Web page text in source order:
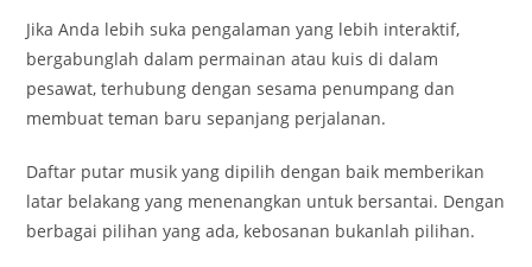
Jika Anda lebih suka pengalaman yang lebih interaktif,
bergabunglah dalam permainan atau kuis di dalam
pesawat, terhubung dengan sesama penumpang dan
membuat teman baru sepanjang perjalanan.
Daftar putar musik yang dipilih dengan baik memberikan
latar belakang yang menenangkan untuk bersantai. Dengan
berbagai pilihan yang ada, kebosanan bukanlah pilihan.